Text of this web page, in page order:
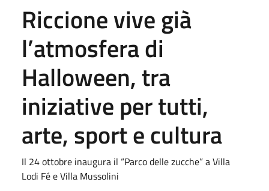
Riccione vive già
l’atmosfera di
Halloween, tra
iniziative per tutti,
arte, sport e cultura
Il 24 ottobre inaugura il “Parco delle zucche” a Villa
Lodi Fé e Villa Mussolini